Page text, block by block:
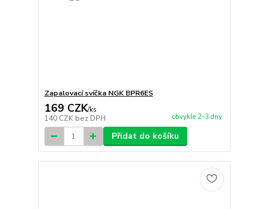
Zapalovací svíčka NGK BPR6ES
169 CZK/ks
140 CZK bez DPH obvykle 2-3 dny
Přidat do košíku